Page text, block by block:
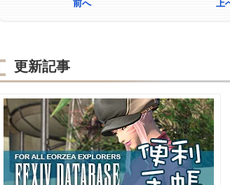
前へ 上
更新記事